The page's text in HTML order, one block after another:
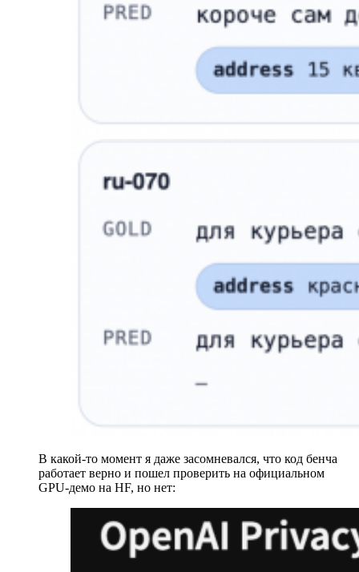
В какой-то момент я даже засомневался, что код бенча
работает верно и пошел проверить на официальном
GPU-демо на HF, но нет: